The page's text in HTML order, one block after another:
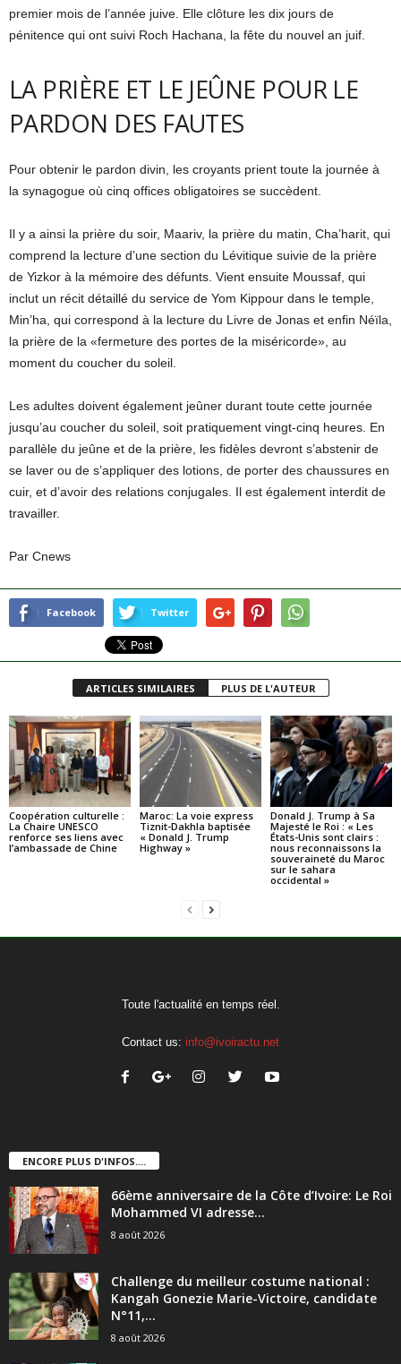
premier mois de l’année juive. Elle clôture les dix jours de
pénitence qui ont suivi Roch Hachana, la fête du nouvel an juif.
LA PRIÈRE ET LE JEÛNE POUR LE
PARDON DES FAUTES
Pour obtenir le pardon divin, les croyants prient toute la journée à
la synagogue où cinq offices obligatoires se succèdent.
Il y a ainsi la prière du soir, Maariv, la prière du matin, Cha’harit, qui
comprend la lecture d’une section du Lévitique suivie de la prière
de Yizkor à la mémoire des défunts. Vient ensuite Moussaf, qui
inclut un récit détaillé du service de Yom Kippour dans le temple,
Min’ha, qui correspond à la lecture du Livre de Jonas et enfin Néïla,
la prière de la «fermeture des portes de la miséricorde», au
moment du coucher du soleil.
Les adultes doivent également jeûner durant toute cette journée
jusqu’au coucher du soleil, soit pratiquement vingt-cinq heures. En
parallèle du jeûne et de la prière, les fidèles devront s’abstenir de
se laver ou de s’appliquer des lotions, de porter des chaussures en
cuir, et d’avoir des relations conjugales. Il est également interdit de
travailler.
Par Cnews
Facebook Twitter
ARTICLES SIMILAIRES PLUS DE L'AUTEUR
Coopération culturelle :
La Chaire UNESCO
renforce ses liens avec
l’ambassade de Chine
Maroc: La voie express
Tiznit-Dakhla baptisée
« Donald J. Trump
Highway »
Donald J. Trump à Sa
Majesté le Roi : « Les
États-Unis sont clairs :
nous reconnaissons la
souveraineté du Maroc
sur le sahara
occidental »
Toute l'actualité en temps réel.
Contact us: info@ivoiractu.net
ENCORE PLUS D'INFOS....
66ème anniversaire de la Côte d’Ivoire: Le Roi
Mohammed VI adresse...
8 août 2026
Challenge du meilleur costume national :
Kangah Gonezie Marie-Victoire, candidate
N°11,...
8 août 2026